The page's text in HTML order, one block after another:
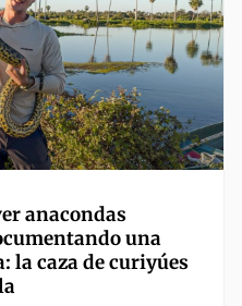
anacondas
una
la caza de curiyúes